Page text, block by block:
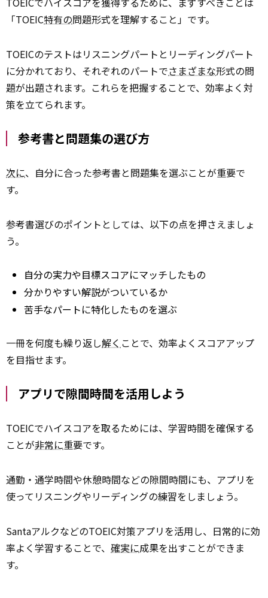
「TOEIC特有の問題形式を理解すること」です。
TOEICのテストはリスニングパートとリーディングパート
に分かれており、それぞれのパートでさまざまな形式の問
題が出題されます。これらを把握することで、効率よく対
策を立てられます。
参考書と問題集の選び方
次に、自分に合った参考書と問題集を選ぶことが重要で
す。
参考書選びのポイントとしては、以下の点を押さえましょ
う。
自分の実力や目標スコアにマッチしたもの
分かりやすい解説がついているか
苦手なパートに特化したものを選ぶ
一冊を何度も繰り返し解く ことで、効率よくスコアアップ
を目指せます。
アプリで隙間時間を活用しよう
TOEICでハイスコアを取るためには、学習時間を確保する
ことが非常に重要です。
通勤・通学時間や休憩時間などの隙間時間にも、アプリを
使ってリスニングやリーディングの練習をしましょう。
SantaアルクなどのTOEIC対策アプリを活用し、日常的に効
率よく学習することで、 確実に成果を出すことができま
す。